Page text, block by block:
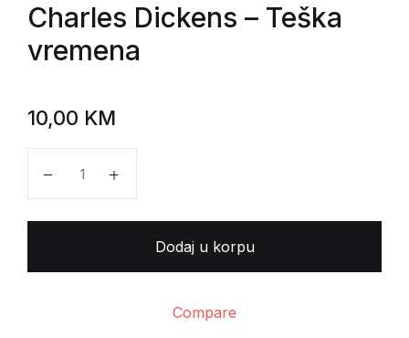
Charles Dickens – Teška
vremena
10,00 KM
Dodaj u korpu
Compare